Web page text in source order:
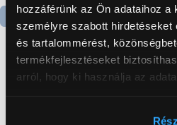
hozzáférünk az Ön adataihoz a
személyre szabott hirdetéseket
és tartalommérést,
termékfejlesztéseket
arról, hogy ki használja az
Gorenje NRS8182KX Side